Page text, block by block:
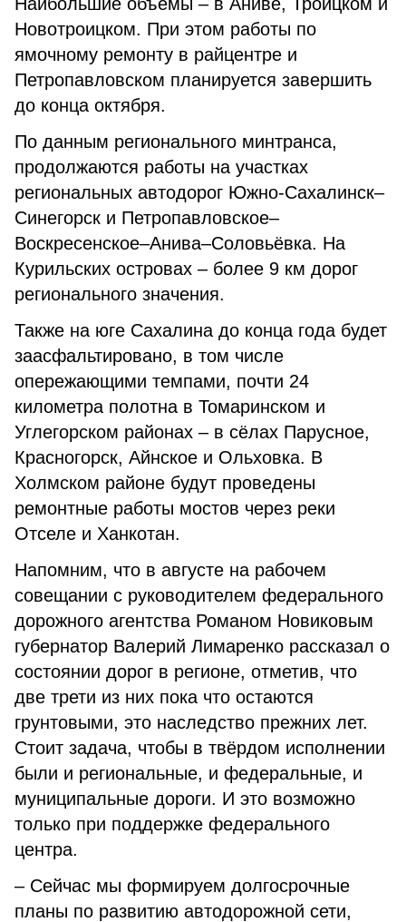
Новотроицком. При этом работы по
ямочному ремонту в райцентре и
Петропавловском планируется завершить
до конца октября.
По данным регионального минтранса,
продолжаются работы на участках
региональных автодорог Южно-Сахалинск–
Синегорск и Петропавловское–
Воскресенское–Анива–Соловьёвка. На
Курильских островах – более 9 км дорог
регионального значения.
Также на юге Сахалина до конца года будет
заасфальтировано, в том числе
опережающими темпами, почти 24
километра полотна в Томаринском и
Углегорском районах – в сёлах Парусное,
Красногорск, Айнское и Ольховка. В
Холмском районе будут проведены
ремонтные работы мостов через реки
Отселе и Ханкотан.
Напомним, что в августе на рабочем
совещании с руководителем федерального
дорожного агентства Романом Новиковым
губернатор Валерий Лимаренко рассказал о
состоянии дорог в регионе, отметив, что
две трети из них пока что остаются
грунтовыми, это наследство прежних лет.
Стоит задача, чтобы в твёрдом исполнении
были и региональные, и федеральные, и
муниципальные дороги. И это возможно
только при поддержке федерального
центра.
– Сейчас мы формируем долгосрочные
планы по развитию автодорожной сети,